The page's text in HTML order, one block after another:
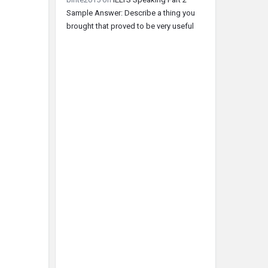
Sample Answer: Describe a thing you
brought that proved to be very useful